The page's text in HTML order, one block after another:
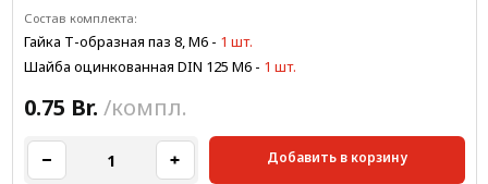
Состав комплекта:
Гайка Т-образная паз 8, М6- 1 шт.
Шайба оцинкованная DIN 125 М6- 1 шт.
0.75 Br. /компл.
Добавить в корзину